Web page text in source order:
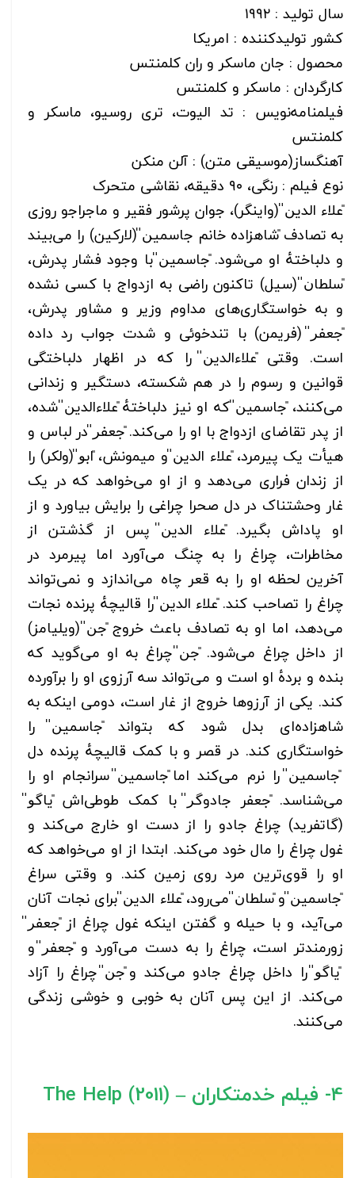
سال تولید : ۱۹۹۲
کشور تولیدکننده : امریکا
محصول : جان ماسکر و ران کلمنتس
کارگردان : ماسکر و کلمنتس
فیلمنامه‌نویس : تد الیوت، تری روسیو، ماسکر و
کلمنتس
آهنگساز(موسیقی متن) : آلن منکن
نوع فیلم : رنگی، ۹۰ دقیقه، نقاشی متحرک
̎علاء الدین̎ (واینگر)، جوان پرشور فقیر و ماجراجو روزی
به تصادف ̎شاهزاده خانم جاسمین̎ (لارکین) را می‌بیند
و دلباختهٔ او می‌شود. ̎جاسمین̎ با وجود فشار پدرش،
̎سلطان̎ (سیل) تاکنون راضی به ازدواج با کسی نشده
و به خواستگاری‌های مداوم وزیر و مشاور پدرش،
̎جعفر̎ (فریمن) با تندخوئی و شدت جواب رد داده
است. وقتی ̎علاء‌الدین̎ را که در اظهار دلباختگی
قوانین و رسوم را در هم شکسته، دستگیر و زندانی
می‌کنند، ̎جاسمین̎ که او نیز دلباختهٔ ̎علاءالدین̎ شده،
از پدر تقاضای ازدواج با او را می‌کند. ̎جعفر̎ در لباس و
هیأت یک پیرمرد، ̎علاء الدین̎ و میمونش، ̎ابو̎ (ولکر) را
از زندان فراری می‌دهد و از او می‌خواهد که در یک
غار وحشتناک در دل صحرا چراغی را برایش بیاورد و از
او پاداش بگیرد. ̎علاء الدین̎ پس از گذشتن از
مخاطرات، چراغ را به چنگ می‌آورد اما پیرمرد در
آخرین لحظه‌ او را به قعر چاه می‌اندازد و نمی‌تواند
چراغ را تصاحب کند. ̎علاء الدین̎ را قالیچهٔ پرنده نجات
می‌دهد، اما او به تصادف باعث خروج ̎جن̎ (ویلیامز)
از داخل چراغ می‌شود. ̎جن̎ چراغ به او می‌گوید که
بنده و بردهٔ او است و می‌تواند سه آرزوی او را برآورده
کند. یکی از آرزوها خروج از غار است، دومی اینکه به
شاهزاده‌ای بدل شود که بتواند ̎جاسمین̎ را
خواستگاری کند. در قصر و با کمک قالیچهٔ پرنده دل
̎جاسمین̎ را نرم می‌کند اما ̎جاسمین̎ سرانجام او را
می‌شناسد. ̎جعفر جادوگر̎ با کمک طوطی‌اش ̎یاگو̎
(گاتفرید) چراغ جادو را از دست او خارج می‌کند و
غول چراغ را مال خود می‌کند. ابتدا از او می‌خواهد که
او را قوی‌ترین مرد روی زمین کند. و وقتی سراغ
̎جاسمین̎ و ̎سلطان̎ می‌رود، ̎علاء الدین̎ برای نجات آنان
می‌آید، و با حیله و گفتن اینکه غول چراغ از ̎جعفر̎
زورمندتر است، چراغ را به دست می‌آورد و ̎جعفر̎ و
̎یاگو̎ را داخل چراغ جادو می‌کند و ̎جن̎ چراغ را آزاد
می‌کند. از این پس آنان به خوبی و خوشی زندگی
می‌کنند.
4- فیلم خدمتکاران – The Help (2011)